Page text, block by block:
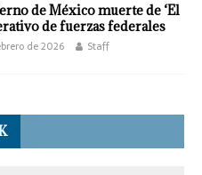
de México muerte de ‘El
de fuerzas federales
de 2026 Staff